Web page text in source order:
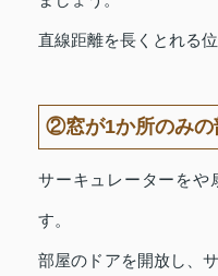
直線距離を長くとれる
②窓が1か所のみの
サーキュレーターをや
す。
部屋のドアを開放し、